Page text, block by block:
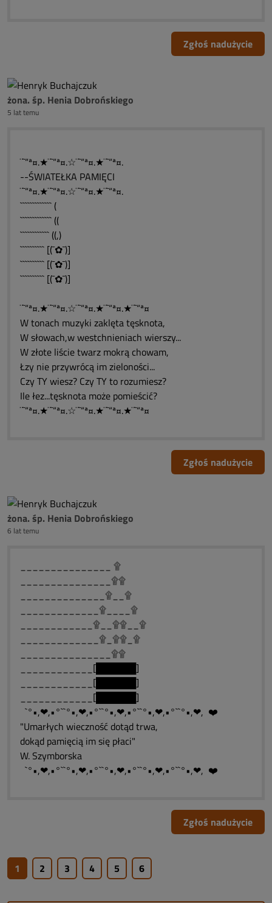
Zgłoś nadużycie
żona. śp. Henia Dobrońskiego
5 lat temu
¨˜“ª¤.★¨˜“ª¤.☆¨˜“ª¤.★¨˜“ª¤.
--ŚWIATEŁKA PAMIĘCI
¨˜“ª¤.★¨˜“ª¤.☆¨˜“ª¤.★¨˜“ª¤.
````````````` (
````````````` ((
```````````` ((,)
`````````` [(¯✿¯)]
`````````` [(¯✿¯)]
`````````` [(¯✿¯)]
¨˜“ª¤.★¨˜“ª¤.☆¨˜“ª¤.★¨˜“ª¤.★¨˜“ª¤
W tonach muzyki zaklęta tęsknota,
W słowach,w westchnieniach wierszy...
W złote liście twarz mokrą chowam,
Łzy nie przywrócą im zieloności...
Czy TY wiesz? Czy TY to rozumiesz?
Ile łez...tęsknota może pomieścić?
¨˜“ª¤.★¨˜“ª¤.☆¨˜“ª¤.★¨˜“ª¤.★¨˜“ª¤
Zgłoś nadużycie
żona. śp. Henia Dobrońskiego
6 lat temu
_______________ ۩
_______________۩۩
______________۩__۩
_____________۩____۩
____________۩__۩۩__۩
_____________۩_۩۩_۩
_______________۩۩
____________[██████]
____________[██████]
____________[██████]
`°•,❤,•°``°•,❤,•°``°•,❤,•°``°•,❤,•°``°•,❤, ❤️
"Umarłych wieczność dotąd trwa,
dokąd pamięcią im się płaci"
W. Szymborska
`°•,❤,•°``°•,❤,•°``°•,❤,•°``°•,❤,•°``°•,❤, ❤️
Zgłoś nadużycie
1 2 3 4 5 6